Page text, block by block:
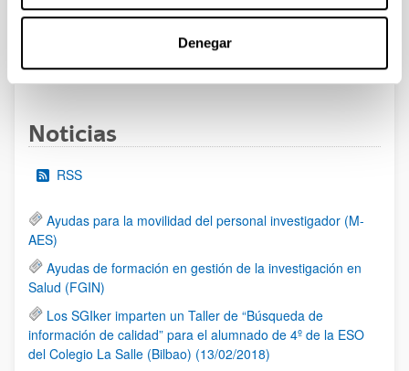
Denegar
al 30/07/2026 (ambos incluídos)
Página
1 Página
2 Página
3 ...Páginas intermedias Use TAB
Página
95
Noticias
RSS
Ayudas para la movilidad del personal investigador (M-
AES)
Ayudas de formación en gestión de la investigación en
Salud (FGIN)
Los SGIker imparten un Taller de “Búsqueda de
información de calidad” para el alumnado de 4º de la ESO
del Colegio La Salle (Bilbao) (13/02/2018)